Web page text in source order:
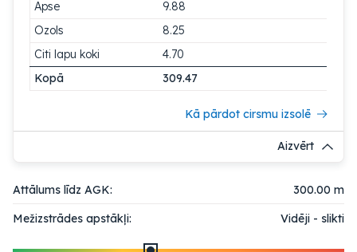
Apse
9.88
Ozols
8.25
Citi lapu koki
4.70
Kopā
309.47
Kā pārdot cirsmu izsolē
Aizvērt
Attālums līdz AGK:
300.00 m
Mežizstrādes apstākļi:
Vidēji - slikti